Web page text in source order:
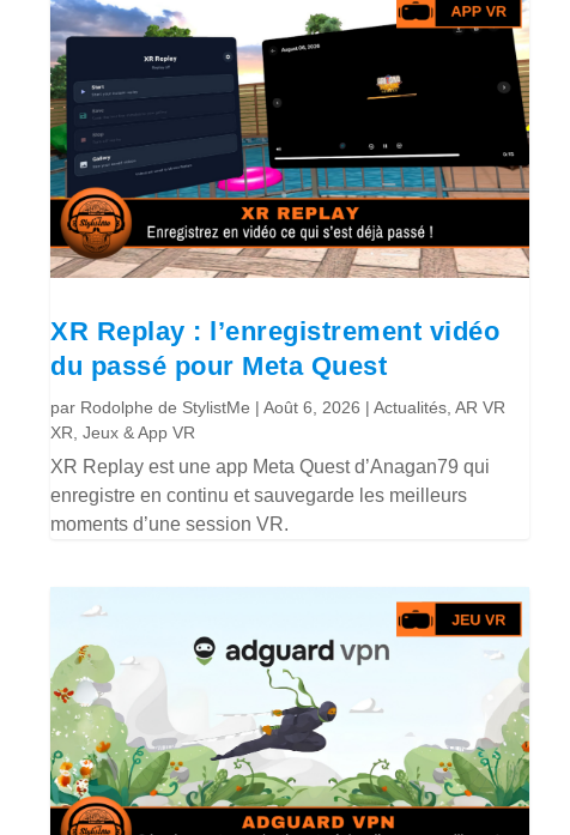
XR Replay : l’enregistrement vidéo
du passé pour Meta Quest
par Rodolphe de StylistMe |Août 6, 2026 |Actualités ,AR VR
XR ,Jeux & App VR
XR Replay est une app Meta Quest d’Anagan79 qui
enregistre en continu et sauvegarde les meilleurs
moments d’une session VR.